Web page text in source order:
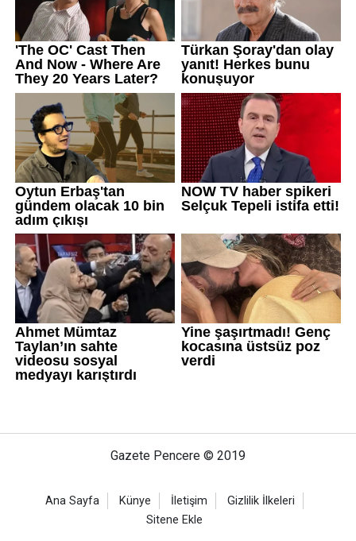
Gazete Pencere © 2019
Ana Sayfa Künye İletişim
Gizlilik İlkeleri
Sitene Ekle